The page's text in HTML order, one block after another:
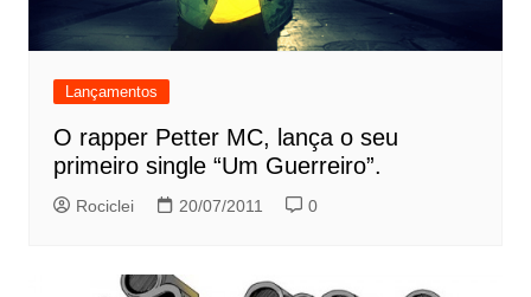
Lançamentos
O rapper Petter MC, lança o seu
primeiro single “Um Guerreiro”.
Rociclei 20/07/2011 0